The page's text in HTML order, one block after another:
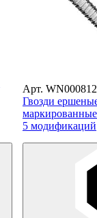
Арт.
Гвозди
5 модификаций